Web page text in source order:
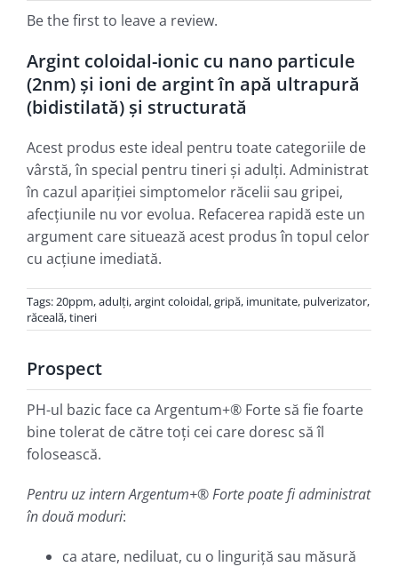
Be the first to leave a review.
Argint coloidal-ionic cu nano particule
(2nm) şi ioni de argint în apă ultrapură
(bidistilată) şi structurată
Acest produs este ideal pentru toate categoriile de
vârstă, în special pentru tineri şi adulţi. Administrat
în cazul apariţiei simptomelor răcelii sau gripei,
afecţiunile nu vor evolua. Refacerea rapidă este un
argument care situează acest produs în topul celor
cu acţiune imediată.
Tags: 20ppm,adulţi,argint coloidal,gripă, imunitate, pulverizator,
răceală,tineri
Prospect
PH-ul bazic face ca Argentum+® Forte să fie foarte
bine tolerat de către toţi cei care doresc să îl
folosească.
Pentru uz intern Argentum+® Forte poate fi administrat
în două moduri:
ca atare, nediluat, cu o linguriţă sau măsură